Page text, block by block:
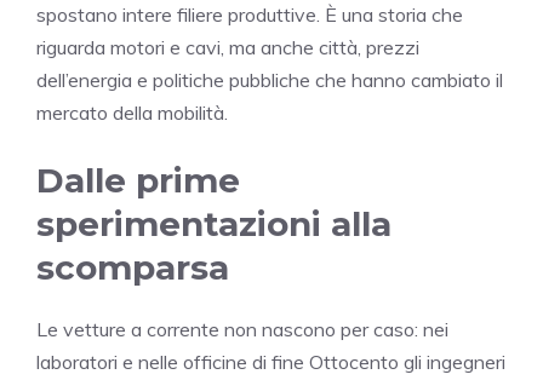
spostano intere filiere produttive. È una storia che
riguarda motori e cavi, ma anche città, prezzi
dell’energia e politiche pubbliche che hanno cambiato il
mercato della mobilità.
Dalle prime
sperimentazioni alla
scomparsa
Le vetture a corrente non nascono per caso: nei
laboratori e nelle officine di fine Ottocento gli ingegneri